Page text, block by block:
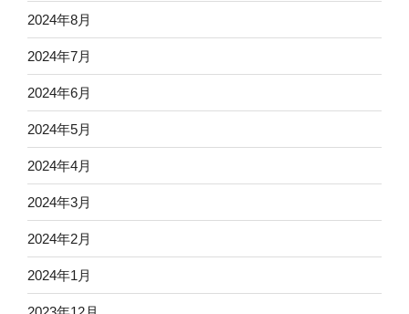
2024年8月
2024年7月
2024年6月
2024年5月
2024年4月
2024年3月
2024年2月
2024年1月